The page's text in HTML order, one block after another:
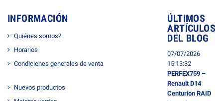
INFORMACIÓN
Quiénes somos?
Horarios
Condiciones generales de venta
Nuevos productos
ÚLTIMOS
ARTÍCULOS
DEL BLOG
07/07/2026
15:13:32
PERFEX759 –
Renault D14
Centurion RAID